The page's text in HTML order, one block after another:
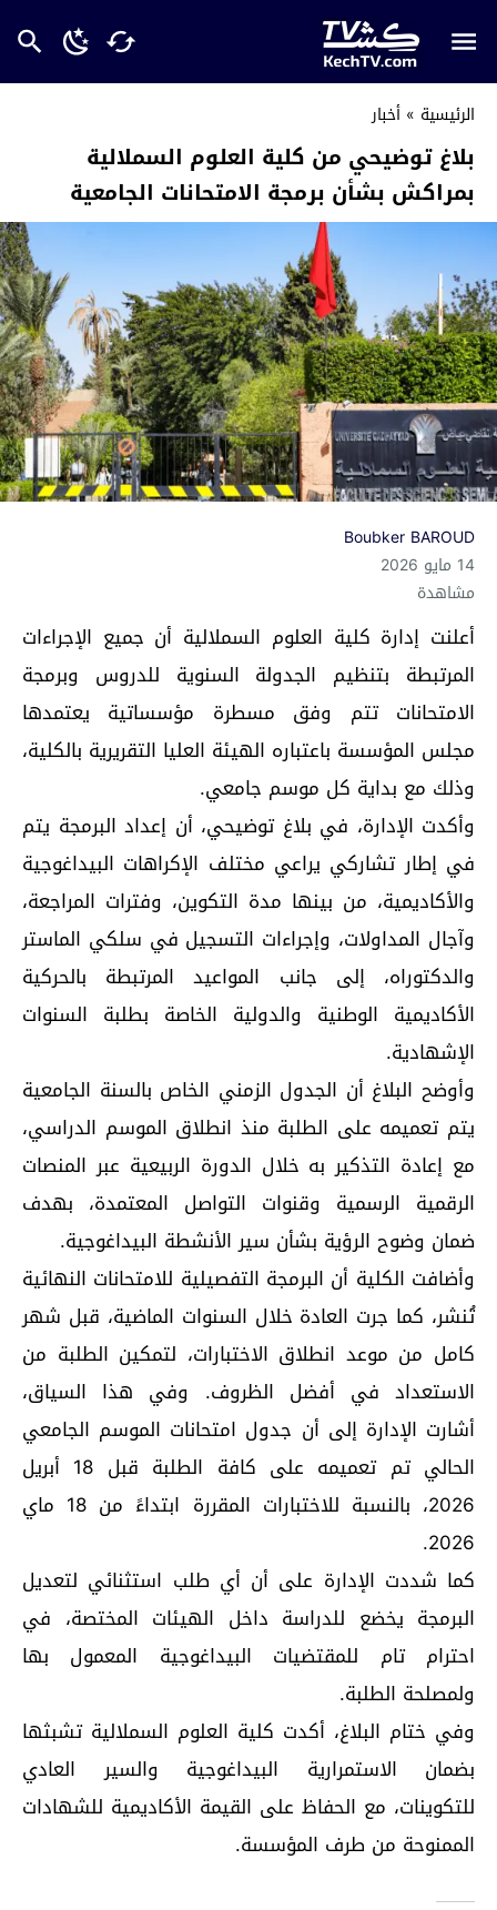
الرئيسية » أخبار
بلاغ توضيحي من كلية العلوم السملالية
بمراكش بشأن برمجة الامتحانات الجامعية
Boubker BAROUD
14 مايو 2026
مشاهدة
أعلنت إدارة كلية العلوم السملالية أن جميع الإجراءات
المرتبطة بتنظيم الجدولة السنوية للدروس وبرمجة
الامتحانات تتم وفق مسطرة مؤسساتية يعتمدها
مجلس المؤسسة باعتباره الهيئة العليا التقريرية بالكلية،
وذلك مع بداية كل موسم جامعي.
وأكدت الإدارة، في بلاغ توضيحي، أن إعداد البرمجة يتم
في إطار تشاركي يراعي مختلف الإكراهات البيداغوجية
والأكاديمية، من بينها مدة التكوين، وفترات المراجعة،
وآجال المداولات، وإجراءات التسجيل في سلكي الماستر
والدكتوراه، إلى جانب المواعيد المرتبطة بالحركية
الأكاديمية الوطنية والدولية الخاصة بطلبة السنوات
الإشهادية.
وأوضح البلاغ أن الجدول الزمني الخاص بالسنة الجامعية
يتم تعميمه على الطلبة منذ انطلاق الموسم الدراسي،
مع إعادة التذكير به خلال الدورة الربيعية عبر المنصات
الرقمية الرسمية وقنوات التواصل المعتمدة، بهدف
ضمان وضوح الرؤية بشأن سير الأنشطة البيداغوجية.
وأضافت الكلية أن البرمجة التفصيلية للامتحانات النهائية
تُنشر، كما جرت العادة خلال السنوات الماضية، قبل شهر
كامل من موعد انطلاق الاختبارات، لتمكين الطلبة من
الاستعداد في أفضل الظروف. وفي هذا السياق،
أشارت الإدارة إلى أن جدول امتحانات الموسم الجامعي
الحالي تم تعميمه على كافة الطلبة قبل 18 أبريل
2026، بالنسبة للاختبارات المقررة ابتداءً من 18 ماي
2026.
كما شددت الإدارة على أن أي طلب استثنائي لتعديل
البرمجة يخضع للدراسة داخل الهيئات المختصة، في
احترام تام للمقتضيات البيداغوجية المعمول بها
ولمصلحة الطلبة.
وفي ختام البلاغ، أكدت كلية العلوم السملالية تشبثها
بضمان الاستمرارية البيداغوجية والسير العادي
للتكوينات، مع الحفاظ على القيمة الأكاديمية للشهادات
الممنوحة من طرف المؤسسة.